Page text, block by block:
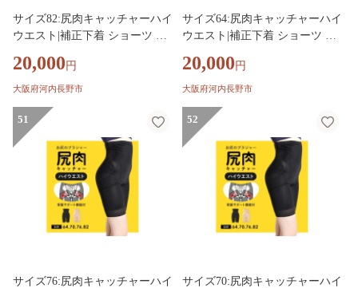
サイズ82:尻肉キャッチャーハイ
ウエスト|補正下着 ショーツ ぽ
響かない お腹引き締め 尻 ガー
ドル ヒップアップ 産後 下腹 ぽ
ョーツ 引き締めインナー ロン
グ 骨盤 骨盤矯正 HEAVEN Japa
n ヘブンジャパン
20,000 円
大阪府河内長野市
サイズ64:尻肉キャッチャーハイ
ウエスト|補正下着 ショーツ ぽ
響かない お腹引き締め 尻 ガー
ドル ヒップアップ 産後 下腹 ぽ
ョーツ 引き締めインナー ロン
グ 骨盤 骨盤矯正 HEAVEN Japa
n ヘブンジャパン
20,000 円
大阪府河内長野市
51
サイズ76:尻肉キャッチャーハイ
52
サイズ70:尻肉キャッチャーハイ